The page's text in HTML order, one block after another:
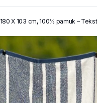
X 103 cm, 100% pamuk –